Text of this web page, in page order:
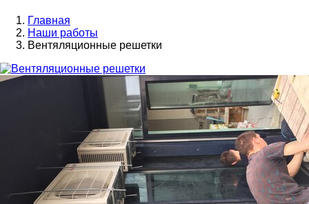
Главная
Наши работы
Вентяляционные решетки